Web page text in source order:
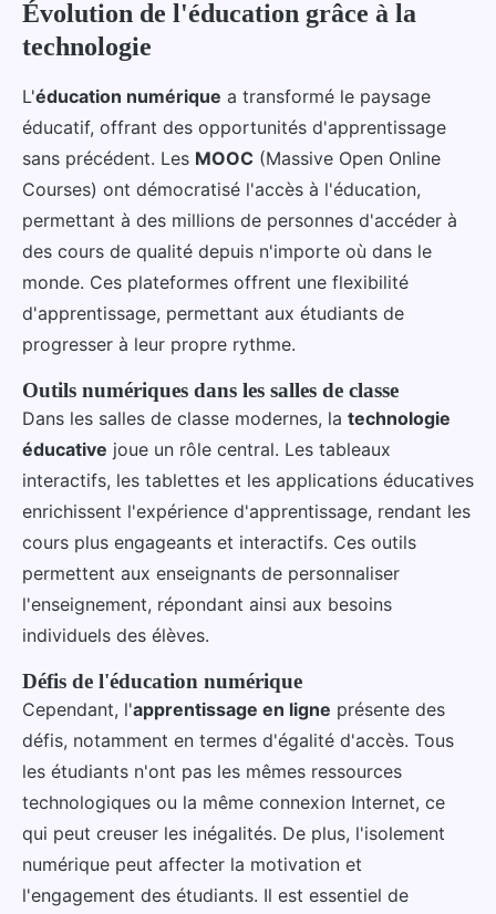
Évolution de l'éducation grâce à la
technologie
L'éducation numérique a transformé le paysage
éducatif, offrant des opportunités d'apprentissage
sans précédent. Les MOOC (Massive Open Online
Courses) ont démocratisé l'accès à l'éducation,
permettant à des millions de personnes d'accéder à
des cours de qualité depuis n'importe où dans le
monde. Ces plateformes offrent une flexibilité
d'apprentissage, permettant aux étudiants de
progresser à leur propre rythme.
Outils numériques dans les salles de classe
Dans les salles de classe modernes, la technologie
éducative joue un rôle central. Les tableaux
interactifs, les tablettes et les applications éducatives
enrichissent l'expérience d'apprentissage, rendant les
cours plus engageants et interactifs. Ces outils
permettent aux enseignants de personnaliser
l'enseignement, répondant ainsi aux besoins
individuels des élèves.
Défis de l'éducation numérique
Cependant, l'apprentissage en ligne présente des
défis, notamment en termes d'égalité d'accès. Tous
les étudiants n'ont pas les mêmes ressources
technologiques ou la même connexion Internet, ce
qui peut creuser les inégalités. De plus, l'isolement
numérique peut affecter la motivation et
l'engagement des étudiants. Il est essentiel de